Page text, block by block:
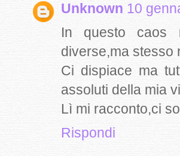
Unknown 10
In questo caos
diverse,ma stesso
Ci dispiace ma
assoluti della mia
Lì mi racconto,ci
Rispondi